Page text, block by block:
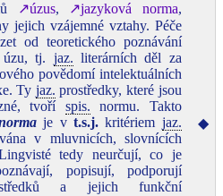
↗úzus, ↗jazyková norma,
jejich vzájemné vztahy. Péče
od teoretického poznávání
úzu, tj. jaz. literárních děl za
povědomí intelektuálních
Ty jaz. prostředky, které jsou
tvoří spis. normu. Takto
je v t.s.j.kritériem jaz.
v mluvnicích, slovnících
tedy neurčují, co je
popisují, podporují
a jejich funkční
◆